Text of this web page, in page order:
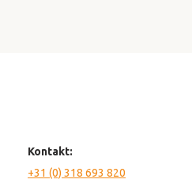
Kontakt:
+31 (0) 318 693 820